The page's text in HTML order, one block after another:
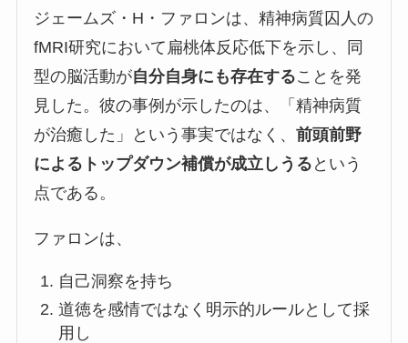
ジェームズ・H・ファロンは、精神病質囚人の
fMRI研究において扁桃体反応低下を示し、同
型の脳活動が自分自身にも存在することを発
見した。彼の事例が示したのは、「精神病質
が治癒した」という事実ではなく、 前頭前野
によるトップダウン補償が成立しうる という
点である。
ファロンは、
自己洞察を持ち
道徳を感情ではなく明示的ルールとして採
用し